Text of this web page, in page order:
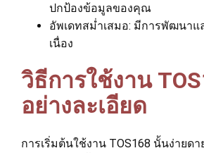
ปกป้องข้อมูลของคุณ
อัพเดทสม่ำเสมอ: มีการพัฒนาแ
เนื่อง
วิธีการใช้งาน
อย่างละเอียด
การเริ่มต้นใช้งาน TOS168 นั้นง่ายด